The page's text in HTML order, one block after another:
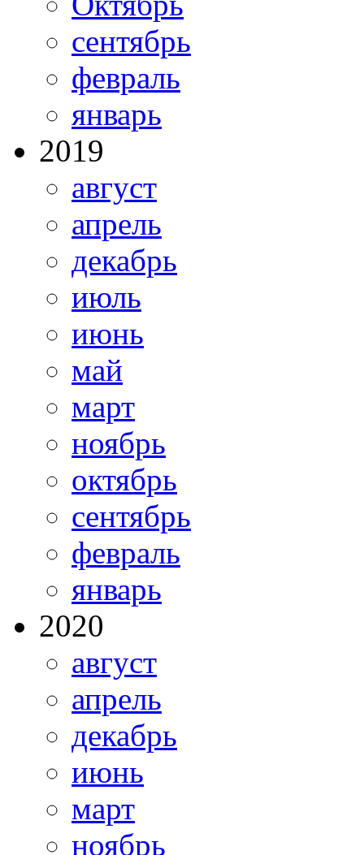
сентябрь
февраль
январь
2019
август
апрель
декабрь
июль
июнь
май
март
ноябрь
октябрь
сентябрь
февраль
январь
2020
август
апрель
декабрь
июнь
март
ноябрь